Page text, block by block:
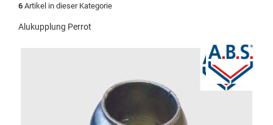
6 Artikel in dieser Kategorie
Alukupplung Perrot